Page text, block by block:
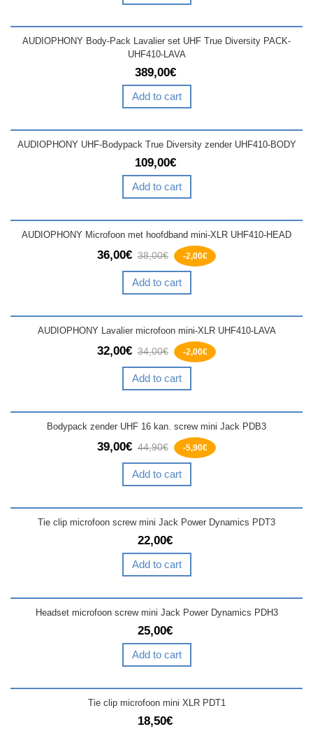
AUDIOPHONY Body-Pack Lavalier set UHF True Diversity PACK-
UHF410-LAVA
389,00€
Add to cart
AUDIOPHONY UHF-Bodypack True Diversity zender UHF410-BODY
109,00€
Add to cart
AUDIOPHONY Microfoon met hoofdband mini-XLR UHF410-HEAD
36,00€ 38,00€ -2,00€
Add to cart
AUDIOPHONY Lavalier microfoon mini-XLR UHF410-LAVA
32,00€ 34,00€ -2,00€
Add to cart
Bodypack zender UHF 16 kan. screw mini Jack PDB3
39,00€ 44,90€ -5,90€
Add to cart
Tie clip microfoon screw mini Jack Power Dynamics PDT3
22,00€
Add to cart
Headset microfoon screw mini Jack Power Dynamics PDH3
25,00€
Add to cart
Tie clip microfoon mini XLR PDT1
18,50€